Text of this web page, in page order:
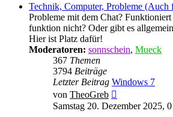
Technik, Computer, Probleme (Auch
Probleme mit dem Chat?
funktion nicht? Oder gibt es
Hier ist Platz dafür!
Moderatoren: sonnschein, Mueck
367 Themen
3794 Beiträge
Letzter Beitrag Windows 7
von TheoGreb
Beitrag
Samstag 20. Dezember 2025,